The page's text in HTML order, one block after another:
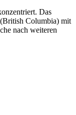
Das
(British Columbia) mit
nach weiteren